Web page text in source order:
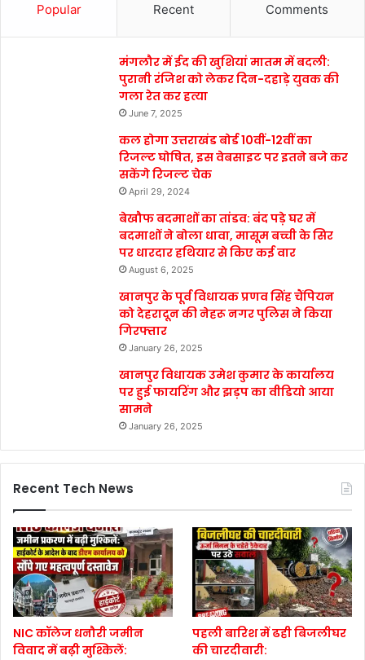
Popular Recent Comments
मंगलौर में ईद की खुशियां मातम में बदली:
पुरानी रंजिश को लेकर दिन-दहाड़े युवक की
गला रेत कर हत्या
June 7, 2025
कल होगा उत्तराखंड बोर्ड 10वीं-12वीं का
रिजल्ट घोषित, इस वेबसाइट पर इतने बजे कर
सकेंगे रिजल्ट चेक
April 29, 2024
बेखौफ बदमाशों का तांडव: बंद पड़े घर में
बदमाशों ने बोला धावा, मासूम बच्ची के सिर
पर धारदार हथियार से किए कई वार
August 6, 2025
खानपुर के पूर्व विधायक प्रणव सिंह चैंपियन
को देहरादून की नेहरू नगर पुलिस ने किया
गिरफ्तार
January 26, 2025
खानपुर विधायक उमेश कुमार के कार्यालय
पर हुई फायरिंग और झड़प का वीडियो आया
सामने
January 26, 2025
Recent Tech News
NIC कॉलेज धनौरी जमीन
विवाद में बढ़ी मुश्किलें:
पहली बारिश में ढही बिजलीघर
की चारदीवारी: